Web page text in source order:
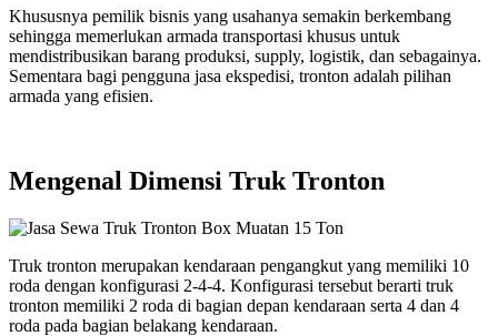
Khususnya pemilik bisnis yang usahanya semakin berkembang
sehingga memerlukan armada transportasi khusus untuk
mendistribusikan barang produksi, supply, logistik, dan sebagainya.
Sementara bagi pengguna jasa ekspedisi, tronton adalah pilihan
armada yang efisien.
Mengenal Dimensi Truk Tronton
Truk tronton merupakan kendaraan pengangkut yang memiliki 10
roda dengan konfigurasi 2-4-4. Konfigurasi tersebut berarti truk
tronton memiliki 2 roda di bagian depan kendaraan serta 4 dan 4
roda pada bagian belakang kendaraan.